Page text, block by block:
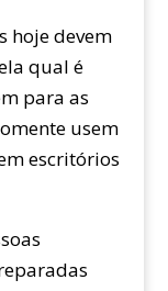
hoje devem
qual é
para as
usem
escritórios